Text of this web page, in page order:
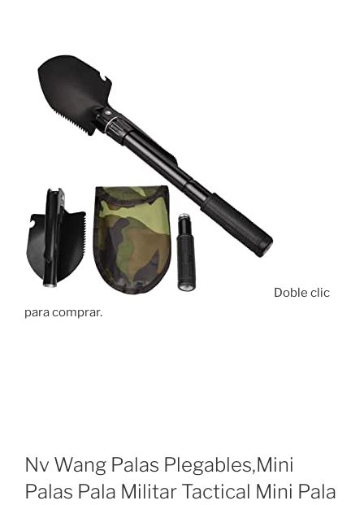
Doble clic
para comprar.
Nv Wang Palas Plegables,Mini
Palas Pala Militar Tactical Mini Pala